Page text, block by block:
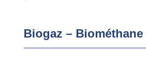
Biogaz – Biométhane